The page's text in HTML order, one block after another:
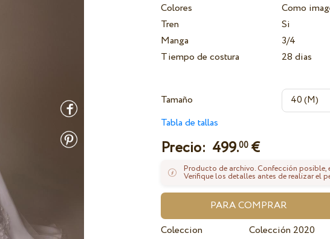
Colores
Como
Tren
Si
Manga
3/4
Tiempo de costura
28 dias
Tamaño
Tabla de tallas
Precio: 499.00 €
Producto de archivo. Confección posible,
Verifique los detalles antes de realizar el
Coleccion
Colección 2020